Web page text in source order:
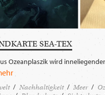
SEA-TEX
Ozeanplaszik wird
Nachhaltigkeit Meer